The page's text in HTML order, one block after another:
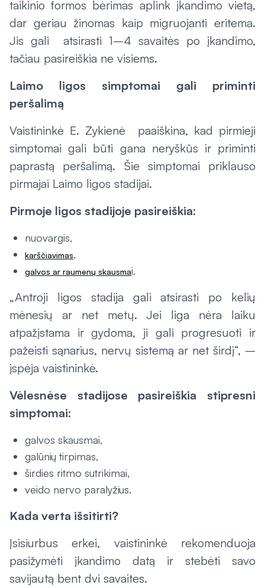
taikinio formos bėrimas aplink įkandimo vietą,
dar geriau žinomas kaip migruojanti eritema.
Jis gali atsirasti 1–4 savaitės po įkandimo,
tačiau pasireiškia ne visiems.
Laimo ligos simptomai gali priminti
peršalimą
Vaistininkė E. Zykienė paaiškina, kad pirmieji
simptomai gali būti gana neryškūs ir priminti
paprastą peršalimą. Šie simptomai priklauso
pirmajai Laimo ligos stadijai.
Pirmoje ligos stadijoje pasireiškia:
nuovargis,
karščiavimas,
galvos ar raumenų skausmai.
„Antroji ligos stadija gali atsirasti po kelių
mėnesių ar net metų. Jei liga nėra laiku
atpažįstama ir gydoma, ji gali progresuoti ir
pažeisti sąnarius, nervų sistemą ar net širdį“, –
įspėja vaistininkė.
Vėlesnėse stadijose pasireiškia stipresni
simptomai:
galvos skausmai,
galūnių tirpimas,
širdies ritmo sutrikimai,
veido nervo paralyžius.
Kada verta išsitirti?
Įsisiurbus erkei, vaistininkė rekomenduoja
pasižymėti įkandimo datą ir stebėti savo
savijautą bent dvi savaites.